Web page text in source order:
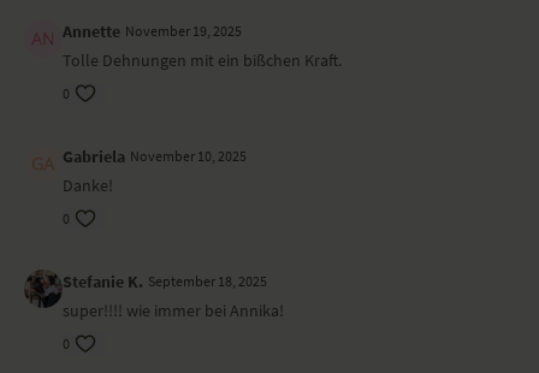
Wirkung und Vorteile der Yoga-Übungs-Sequenz
Du aktivierst den Energiefluss in deinem Körper und richtest dich auf
Ort und Ausstattung
Dieses Video ist eine Aufzeichnung einer unserer Live-Klassen, daher
ist es möglich, dass die Video- oder Tonqualität nicht der gewohnten
Annette November 19, 2025
Tolle Dehnungen mit ein bißchen Kraft.
0
Gabriela November 10, 2025
Danke!
0
Stefanie K. September 18, 2025
super!!!! wie immer bei Annika!
0